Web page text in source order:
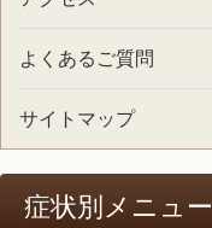
よくあるご質問
サイトマップ
症状別メニュー